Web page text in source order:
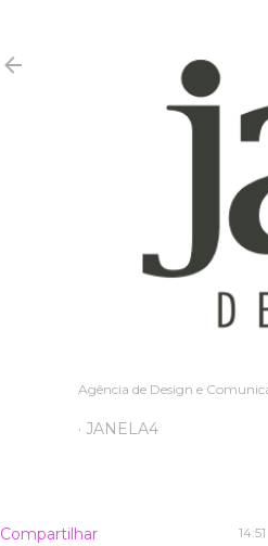
Agência de Design e
JANELA4
Compartilhar 14:51